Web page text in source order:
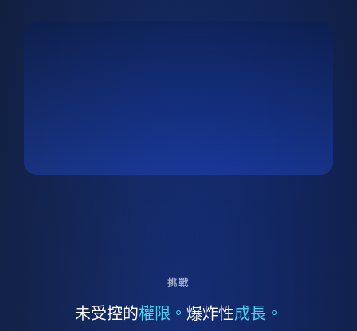
挑戰
未受控的權限。 爆炸性成長。